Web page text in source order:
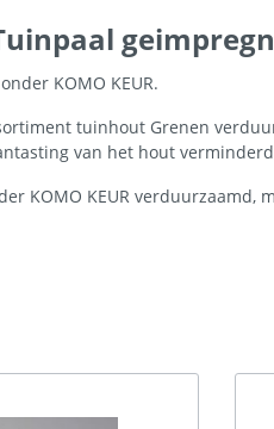
KOMO KEUR.
tuinhout Grenen
van het hout
KOMO KEUR verduurzaamd,